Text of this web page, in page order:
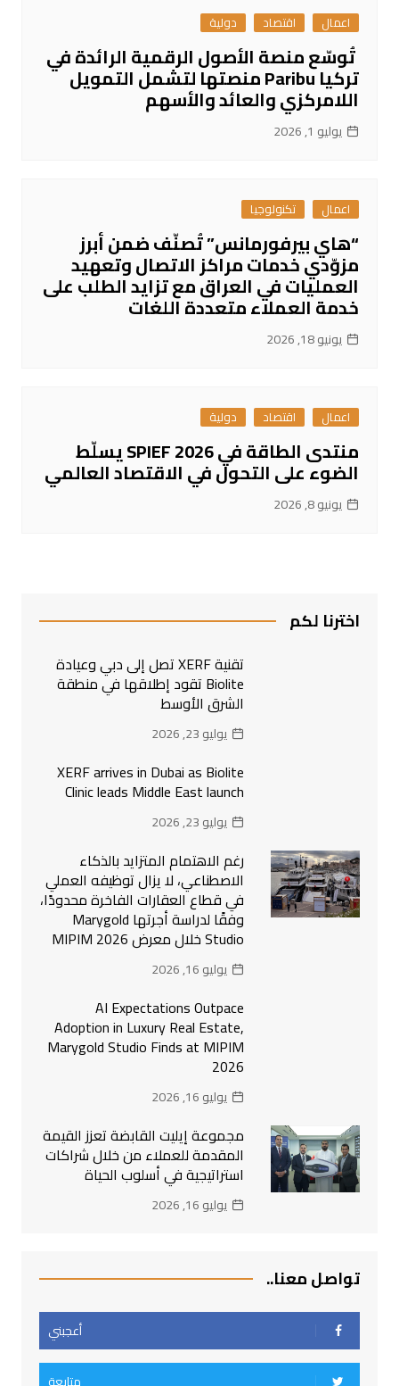
اعمال اقتصاد دولية
تُوسّع منصة الأصول الرقمية الرائدة في
تركيا Paribu منصتها لتشمل التمويل
اللامركزي والعائد والأسهم
يوليو 1, 2026
اعمال تكنولوجيا
“هاي بيرفورمانس” تُصنّف ضمن أبرز
مزوّدي خدمات مراكز الاتصال وتعهيد
العمليات في العراق مع تزايد الطلب على
خدمة العملاء متعددة اللغات
يونيو 18, 2026
اعمال اقتصاد دولية
منتدى الطاقة في SPIEF 2026 يسلّط
الضوء على التحول في الاقتصاد العالمي
يونيو 8, 2026
اخترنا لكم
تقنية XERF تصل إلى دبي وعيادة
Biolite تقود إطلاقها في منطقة
الشرق الأوسط
يوليو 23, 2026
XERF arrives in Dubai as Biolite
Clinic leads Middle East launch
يوليو 23, 2026
رغم الاهتمام المتزايد بالذكاء
الاصطناعي، لا يزال توظيفه العملي
في قطاع العقارات الفاخرة محدودًا،
وفقًا لدراسة أجرتها Marygold
Studio خلال معرض MIPIM 2026
يوليو 16, 2026
AI Expectations Outpace
Adoption in Luxury Real Estate,
Marygold Studio Finds at MIPIM
2026
يوليو 16, 2026
مجموعة إيليت القابضة تعزز القيمة
المقدمة للعملاء من خلال شراكات
استراتيجية في أسلوب الحياة
يوليو 16, 2026
تواصل معنا..
أعجبني
متابعة